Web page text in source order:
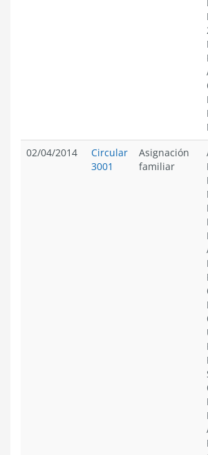
02/04/2014
Circular
3001
Asignación
familiar